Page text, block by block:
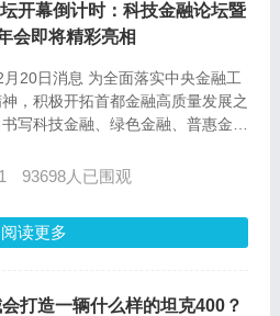
开幕倒计时：科技金融论坛暨
会即将精彩亮相
20日消息 为全面落实中央金融工
，积极开拓首都金融高质量发展之
写科技金融、绿色金融、普惠金
国论坛”即将召开。本次论坛的主
强...
93698人已围观
阅读更多
打造一辆什么样的坦克400？